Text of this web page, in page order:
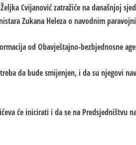
Cvijanović zatražiće na današnjoj
Zukana Heleza o navodnim
od Obavještajno-bezbjednosne
da bude smijenjen, i da su njegovi
će inicirati i da se na Predsjedništvu